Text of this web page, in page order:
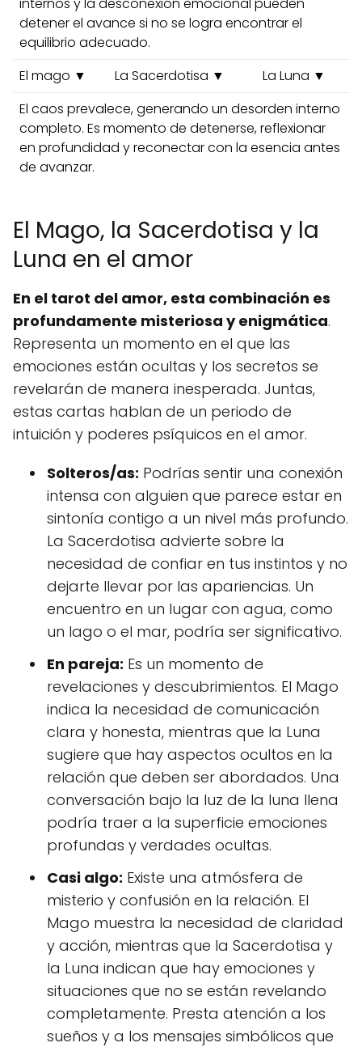
detener el avance si no se logra encontrar el
equilibrio adecuado.
El mago ▼
La Sacerdotisa ▼
La Luna ▼
El caos prevalece, generando un desorden interno
completo. Es momento de detenerse, reflexionar
en profundidad y reconectar con la esencia antes
de avanzar.
El Mago, la Sacerdotisa y la
Luna en el amor
En el tarot del amor, esta combinación es
profundamente misteriosa y enigmática.
Representa un momento en el que las
emociones están ocultas y los secretos se
revelarán de manera inesperada. Juntas,
estas cartas hablan de un periodo de
intuición y poderes psíquicos en el amor.
Solteros/as: Podrías sentir una conexión
intensa con alguien que parece estar en
sintonía contigo a un nivel más profundo.
La Sacerdotisa advierte sobre la
necesidad de confiar en tus instintos y no
dejarte llevar por las apariencias. Un
encuentro en un lugar con agua, como
un lago o el mar, podría ser significativo.
En pareja: Es un momento de
revelaciones y descubrimientos. El Mago
indica la necesidad de comunicación
clara y honesta, mientras que la Luna
sugiere que hay aspectos ocultos en la
relación que deben ser abordados. Una
conversación bajo la luz de la luna llena
podría traer a la superficie emociones
profundas y verdades ocultas.
Casi algo: Existe una atmósfera de
misterio y confusión en la relación. El
Mago muestra la necesidad de claridad
y acción, mientras que la Sacerdotisa y
la Luna indican que hay emociones y
situaciones que no se están revelando
completamente. Presta atención a los
sueños y a los mensajes simbólicos que